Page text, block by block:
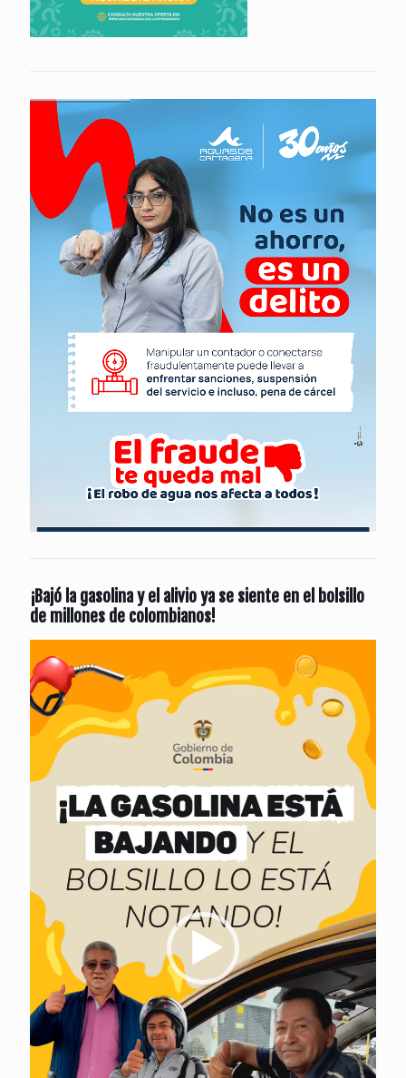
¡Bajó la gasolina y el alivio ya se siente en el bolsillo
de millones de colombianos!
de
vídeo